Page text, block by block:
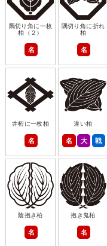
隅切り角に一枚
柏（２）
名
隅切り角に折れ
柏
名
井桁に一枚柏
名
違い柏
名 大 戦
陰抱き柏
名
抱き鬼柏
名